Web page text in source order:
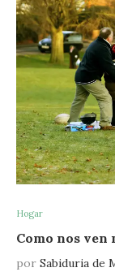
Hogar
Como nos
por Sabiduria de